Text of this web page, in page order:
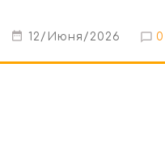
12/Июня/2026 0